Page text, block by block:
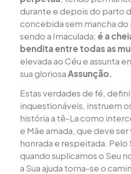
durante e depois do parto
concebida sem mancha
sendo a Imaculada; é a
bendita entre todas as
elevada ao Céu e assunta
sua gloriosaAssunção.
Estas verdades de fé,
inquestionáveis, instruem
história a tê-La como
e Mãe amada, que deve
honrada e respeitada. Pelo
quando suplicamos o Seu
a Sua ajuda torna-se o